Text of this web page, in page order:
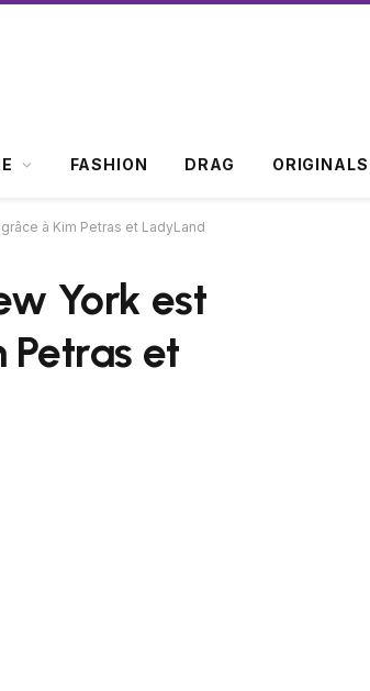
FASHION DRAG ORIGINALS
à Kim Petras et LadyLand
York est
Petras et